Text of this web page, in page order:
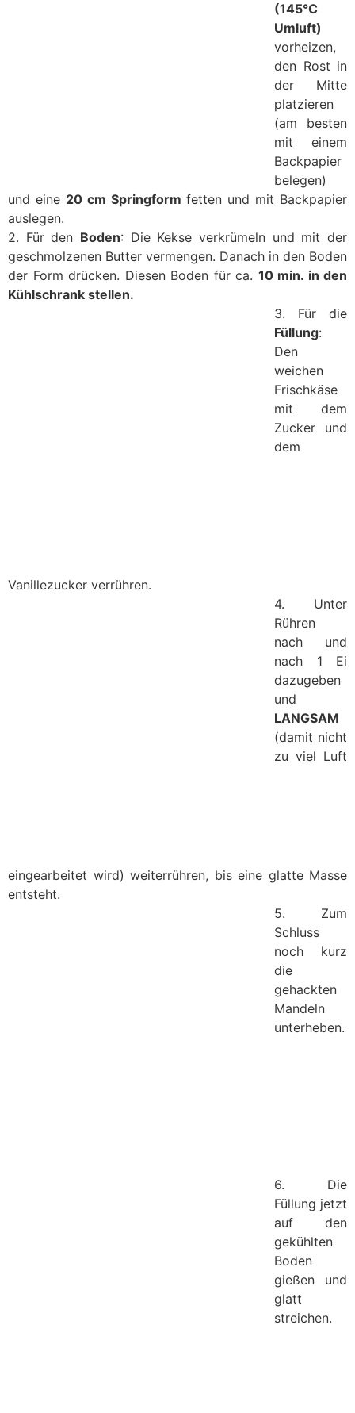
(145°C
Umluft)
vorheizen,
den Rost in
der Mitte
platzieren
(am besten
mit einem
Backpapier
belegen)
und eine 20 cm Springform fetten und mit Backpapier
auslegen.
2. Für den Boden: Die Kekse verkrümeln und mit der
geschmolzenen Butter vermengen. Danach in den Boden
der Form drücken. Diesen Boden für ca. 10 min. in den
Kühlschrank stellen.
3. Für die
Füllung:
Den
weichen
Frischkäse
mit dem
Zucker und
dem
Vanillezucker verrühren.
4. Unter
Rühren
nach und
nach 1 Ei
dazugeben
und
LANGSAM
(damit nicht
zu viel Luft
eingearbeitet wird) weiterrühren, bis eine glatte Masse
entsteht.
5. Zum
Schluss
noch kurz
die
gehackten
Mandeln
unterheben.
6. Die
Füllung jetzt
auf den
gekühlten
Boden
gießen und
glatt
streichen.